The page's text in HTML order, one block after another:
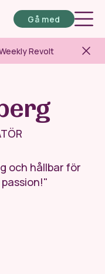
Gå med
Revolt
och hållbar för